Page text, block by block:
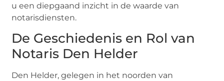
u een diepgaand inzicht in de waarde van
notarisdiensten.
De Geschiedenis en Rol van
Notaris Den Helder
Den Helder, gelegen in het noorden van